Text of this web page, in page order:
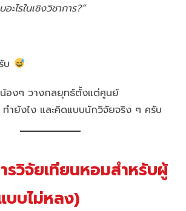
ะไรในเชิงวิชาการ?”
บ
องๆ วางกลยุทธ์ตั้งแต่ศูนย์
ทำยังไง และคิดแบบนักวิจัยจริง ๆ ครับ
รวิจัยเทียนหอมสำหรับผู้
บบไม่หลง)